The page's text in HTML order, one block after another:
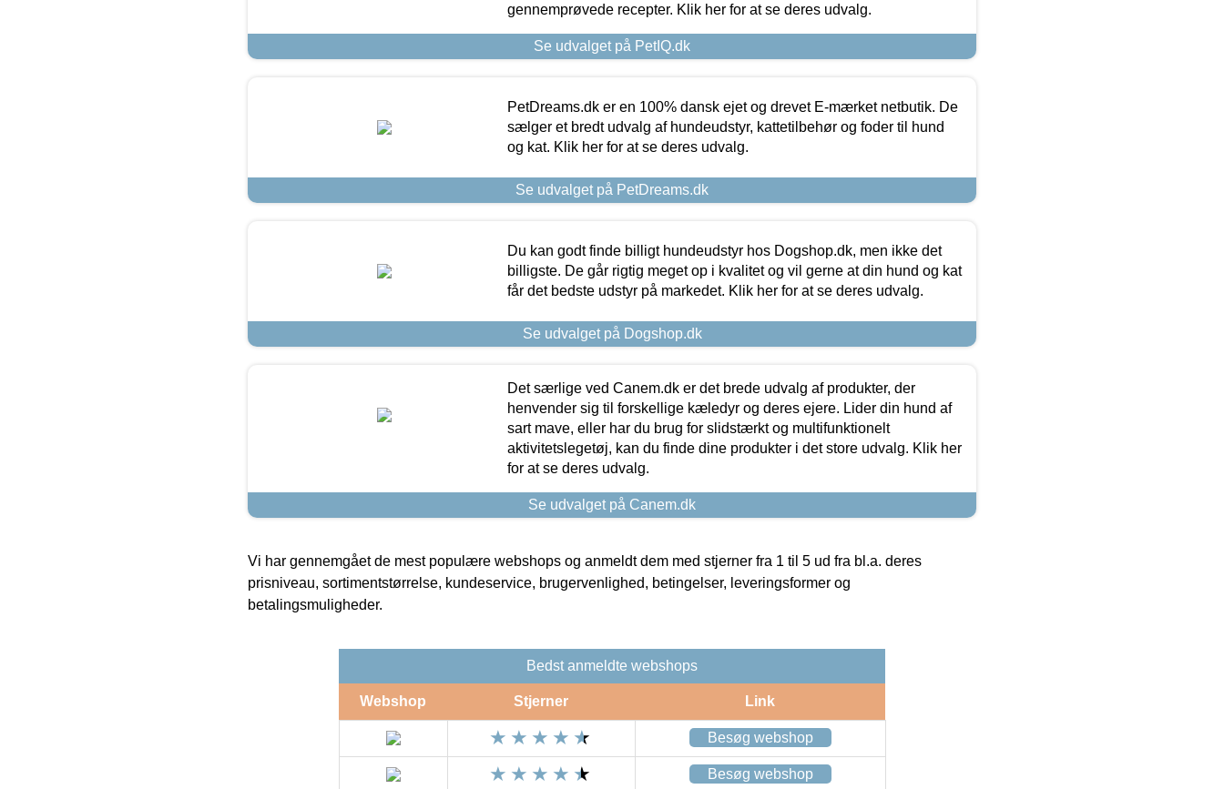
gennemprøvede recepter. Klik her for at se deres udvalg.
Se udvalget på PetIQ.dk
PetDreams.dk er en 100% dansk ejet og drevet E-mærket netbutik. De
sælger et bredt udvalg af hundeudstyr, kattetilbehør og foder til hund
og kat. Klik her for at se deres udvalg.
Se udvalget på PetDreams.dk
Du kan godt finde billigt hundeudstyr hos Dogshop.dk, men ikke det
billigste. De går rigtig meget op i kvalitet og vil gerne at din hund og kat
får det bedste udstyr på markedet. Klik her for at se deres udvalg.
Se udvalget på Dogshop.dk
Det særlige ved Canem.dk er det brede udvalg af produkter, der
henvender sig til forskellige kæledyr og deres ejere. Lider din hund af
sart mave, eller har du brug for slidstærkt og multifunktionelt
aktivitetslegetøj, kan du finde dine produkter i det store udvalg. Klik her
for at se deres udvalg.
Se udvalget på Canem.dk
Vi har gennemgået de mest populære webshops og anmeldt dem med stjerner fra 1 til 5 ud fra bl.a. deres
prisniveau, sortimentstørrelse, kundeservice, brugervenlighed, betingelser, leveringsformer og
betalingsmuligheder.
Bedst anmeldte webshops
Webshop Stjerner Link
Besøg webshop
Besøg webshop